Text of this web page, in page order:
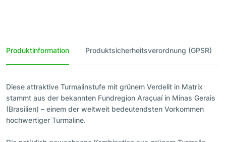
Produktinformation Produktsicherheitsverordnung (GPSR)
Diese attraktive Turmalinstufe mit grünem Verdelit in Matrix
stammt aus der bekannten Fundregion Araçuaí in Minas Gerais
(Brasilien) – einem der weltweit bedeutendsten Vorkommen
hochwertiger Turmaline.